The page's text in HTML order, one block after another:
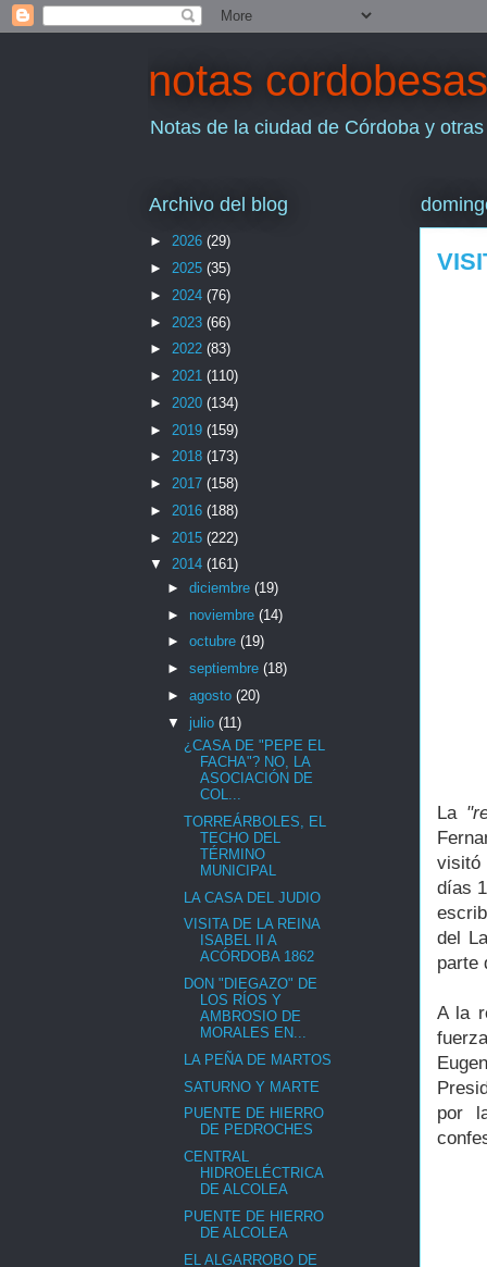
notas cordobesas
Notas de la ciudad de Córdoba y
La
visitó
días
del
parte
A la
por
Archivo del blog
► 2026 (29)
► 2025 (35)
► 2024 (76)
► 2023 (66)
► 2022 (83)
► 2021 (110)
► 2020 (134)
► 2019 (159)
► 2018 (173)
► 2017 (158)
► 2016 (188)
► 2015 (222)
▼ 2014 (161)
► diciembre (19)
► noviembre (14)
► octubre (19)
► septiembre (18)
► agosto (20)
▼ julio (11)
¿CASA DE "PEPE EL
FACHA"? NO, LA
ASOCIACIÓN DE
COL...
TORREÁRBOLES, EL
TECHO DEL
TÉRMINO
MUNICIPAL
LA CASA DEL JUDIO
VISITA DE LA REINA
ISABEL II A
ACÓRDOBA 1862
DON "DIEGAZO" DE
LOS RÍOS Y
AMBROSIO DE
MORALES EN...
LA PEÑA DE MARTOS
SATURNO Y MARTE
PUENTE DE HIERRO
DE PEDROCHES
CENTRAL
HIDROELÉCTRICA
DE ALCOLEA
PUENTE DE HIERRO
DE ALCOLEA
EL ALGARROBO DE